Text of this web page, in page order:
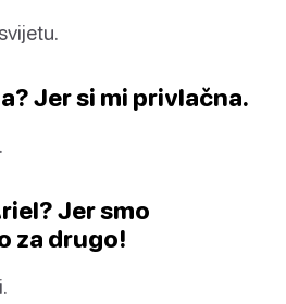
Jer si mi privlačna.
Jer smo
za drugo!